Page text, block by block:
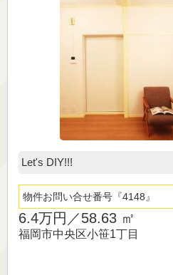
Let's DIY!!!
物件お問い合せ番号 4148
6.4万円／58.63 ㎡
福岡市中央区小笹1丁目